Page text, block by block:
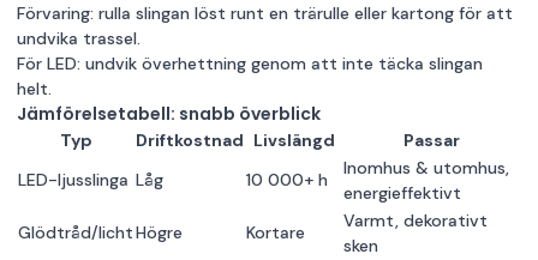
Förvaring: rulla slingan löst runt en trärulle eller kartong för att
undvika trassel.
För LED: undvik överhettning genom att inte täcka slingan
helt.
Jämförelsetabell: snabb överblick
Typ Driftkostnad Livslängd
Passar
LED-ljusslinga Låg 10 000+ h
Inomhus & utomhus,
energieffektivt
Glödtråd/lichtHögre Kortare
Varmt, dekorativt
sken